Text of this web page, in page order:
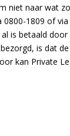
niet naar wat
1809 of
is betaald
is dat
kan Private